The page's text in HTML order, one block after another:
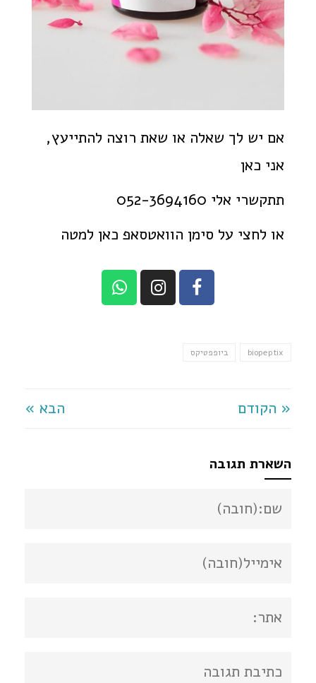
אם יש לך שאלה או שאת רוצה להתייעץ,
אני כאן
תתקשרי אלי 052-3694160
או לחצי על סימן הוואטסאפ כאן למטה
biopeptix ביופפטיקס
« הקודם הבא »
השארת תגובה